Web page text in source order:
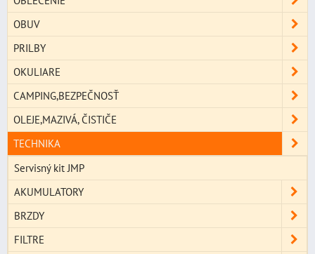
OBUV
PRILBY
OKULIARE
CAMPING,BEZPEČNOSŤ
OLEJE,MAZIVÁ, ČISTIČE
TECHNIKA
Servisný kit JMP
AKUMULATORY
BRZDY
FILTRE